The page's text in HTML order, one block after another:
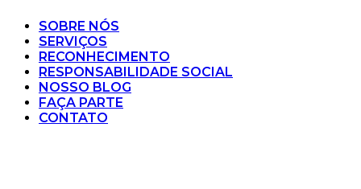
SOBRE NÓS
SERVIÇOS
RECONHECIMENTO
RESPONSABILIDADE SOCIAL
NOSSO BLOG
FAÇA PARTE
CONTATO